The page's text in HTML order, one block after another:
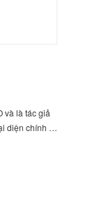
và là tác giả
diện chính …